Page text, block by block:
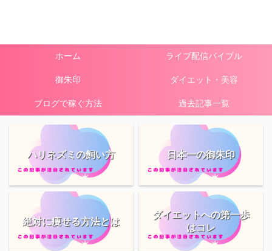
ホーム ライブ配信バイブル
御朱印 ダイエット・美容
ブログで稼ぐ方法 過去記事一覧
ハリネズミの飼い方 日本一の御朱印
絶対に痩せる方法とは
ダイエットへの第一歩
はコレ